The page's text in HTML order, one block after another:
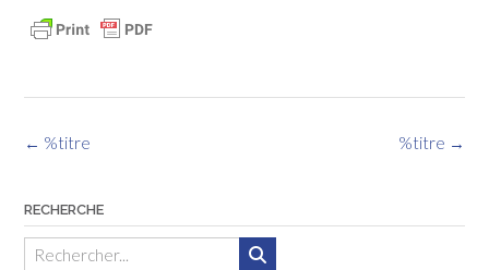
Navigation
%titre →
← %titre
RECHERCHE